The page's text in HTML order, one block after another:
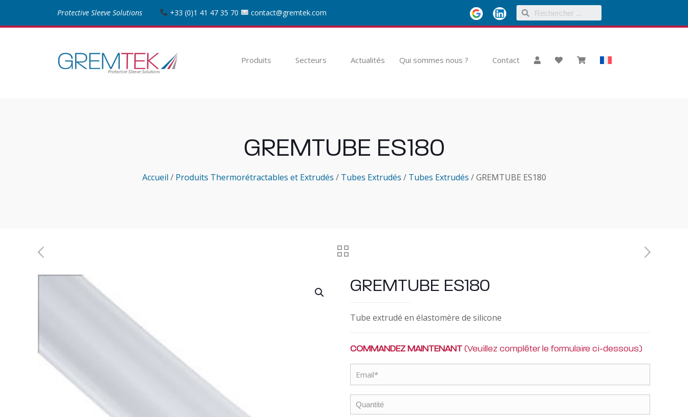
Protective Sleeve Solutions +33 (0)1 41 47 35 70 contact@gremtek.com
Produits Secteurs Actualités Qui sommes nous ? Contact
GREMTUBE ES180
Accueil / Produits Thermorétractables et Extrudés / Tubes Extrudés / Tubes Extrudés / GREMTUBE ES180
GREMTUBE ES180
Tube extrudé en élastomère de silicone
COMMANDEZ MAINTENANT(Veuillez compléter le formulaire ci-dessous)